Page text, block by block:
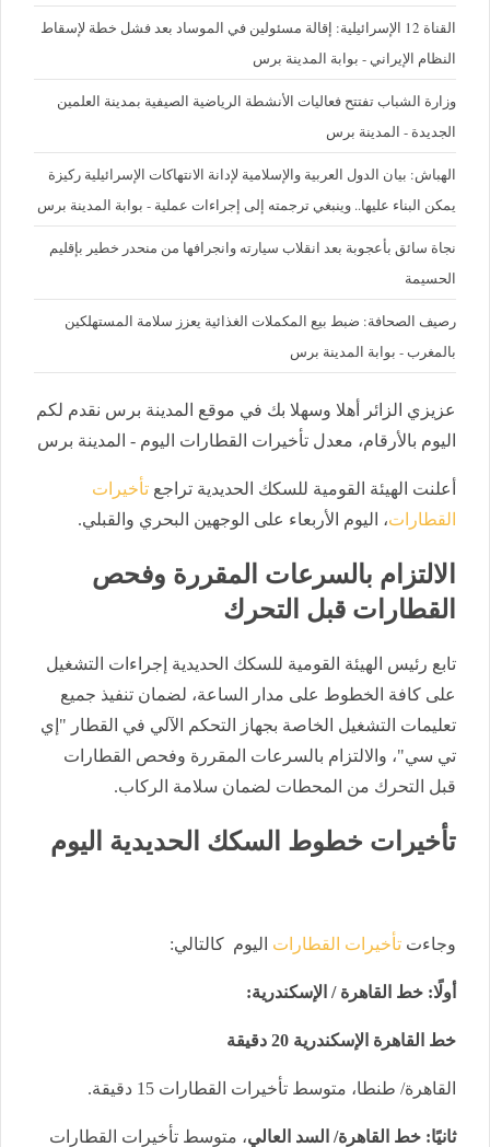
القناة 12 الإسرائيلية: إقالة مسئولين في الموساد بعد فشل خطة لإسقاط
النظام الإيراني - بوابة المدينة برس
وزارة الشباب تفتتح فعاليات الأنشطة الرياضية الصيفية بمدينة العلمين
الجديدة - المدينة برس
الهباش: بيان الدول العربية والإسلامية لإدانة الانتهاكات الإسرائيلية ركيزة
يمكن البناء عليها.. وينبغي ترجمته إلى إجراءات عملية - بوابة المدينة برس
نجاة سائق بأعجوبة بعد انقلاب سيارته وانجرافها من منحدر خطير بإقليم
الحسيمة
رصيف الصحافة: ضبط بيع المكملات الغذائية يعزز سلامة المستهلكين
بالمغرب - بوابة المدينة برس
عزيزي الزائر أهلا وسهلا بك في موقع المدينة برس نقدم لكم
اليوم بالأرقام، معدل تأخيرات القطارات اليوم - المدينة برس
أعلنت الهيئة القومية للسكك الحديدية تراجع تأخيرات
القطارات، اليوم الأربعاء على الوجهين البحري والقبلي.
الالتزام بالسرعات المقررة وفحص
القطارات قبل التحرك
تابع رئيس الهيئة القومية للسكك الحديدية إجراءات التشغيل
على كافة الخطوط على مدار الساعة، لضمان تنفيذ جميع
تعليمات التشغيل الخاصة بجهاز التحكم الآلي في القطار "إي
تي سي"، والالتزام بالسرعات المقررة وفحص القطارات
قبل التحرك من المحطات لضمان سلامة الركاب.
تأخيرات خطوط السكك الحديدية اليوم
وجاءت تأخيرات القطارات اليوم كالتالي:
أولًا: خط القاهرة / الإسكندرية:
خط القاهرة الإسكندرية 20 دقيقة
القاهرة/ طنطا، متوسط تأخيرات القطارات 15 دقيقة.
ثانيًا: خط القاهرة/ السد العالي، متوسط تأخيرات القطارات